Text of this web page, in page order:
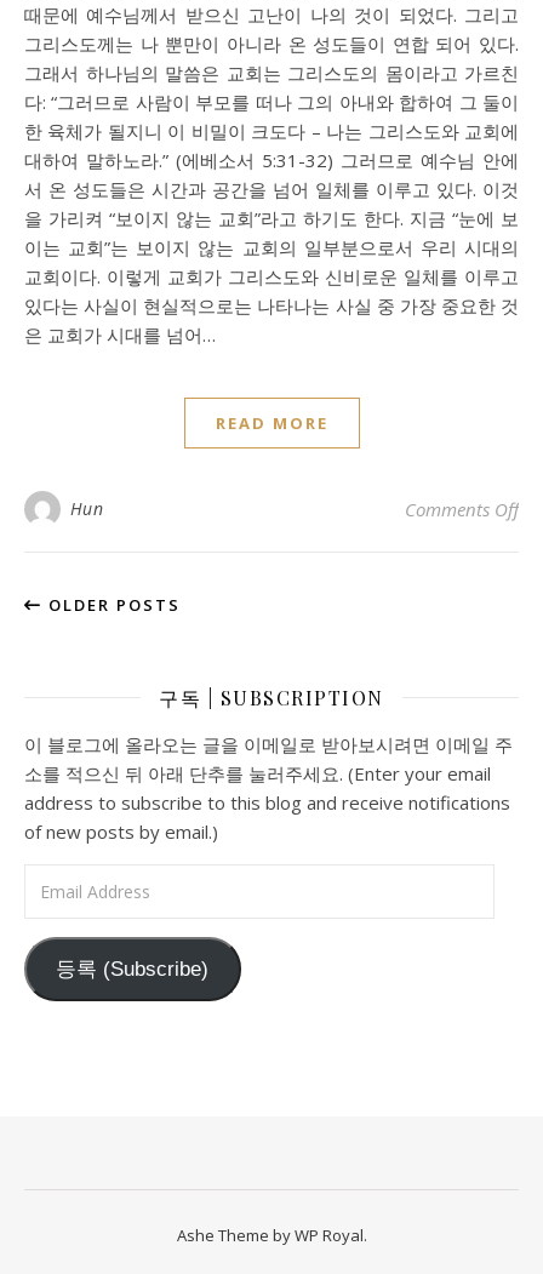
때문에 예수님께서 받으신 고난이 나의 것이 되었다. 그리고
그리스도께는 나 뿐만이 아니라 온 성도들이 연합 되어 있다.
그래서 하나님의 말씀은 교회는 그리스도의 몸이라고 가르친
다: “그러므로 사람이 부모를 떠나 그의 아내와 합하여 그 둘이
한 육체가 될지니 이 비밀이 크도다 – 나는 그리스도와 교회에
대하여 말하노라.” (에베소서 5:31-32) 그러므로 예수님 안에
서 온 성도들은 시간과 공간을 넘어 일체를 이루고 있다. 이것
을 가리켜 “보이지 않는 교회”라고 하기도 한다. 지금 “눈에 보
이는 교회”는 보이지 않는 교회의 일부분으로서 우리 시대의
교회이다. 이렇게 교회가 그리스도와 신비로운 일체를 이루고
있다는 사실이 현실적으로는 나타나는 사실 중 가장 중요한 것
은 교회가 시대를 넘어…
READ MORE
Hun Comments Offon
OLDER POSTS
구독 | SUBSCRIPTION
이 블로그에 올라오는 글을 이메일로 받아보시려면 이메일 주
소를 적으신 뒤 아래 단추를 눌러주세요. (Enter your email
address to subscribe to this blog and receive notifications
of new posts by email.)
등록 (Subscribe)
Ashe Theme byWP Royal.